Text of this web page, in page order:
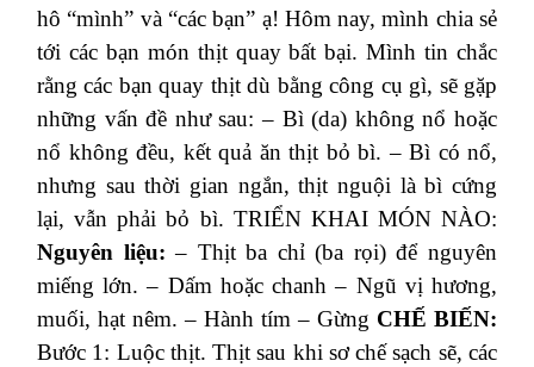
hô “mình” và “các bạn” ạ! Hôm nay, mình chia sẻ
tới các bạn món thịt quay bất bại. Mình tin chắc
rằng các bạn quay thịt dù bằng công cụ gì, sẽ gặp
những vấn đề như sau: – Bì (da) không nổ hoặc
nổ không đều, kết quả ăn thịt bỏ bì. – Bì có nổ,
nhưng sau thời gian ngắn, thịt nguội là bì cứng
lại, vẫn phải bỏ bì. TRIỂN KHAI MÓN NÀO:
Nguyên liệu: – Thịt ba chỉ (ba rọi) để nguyên
miếng lớn. – Dấm hoặc chanh – Ngũ vị hương,
muối, hạt nêm. – Hành tím – Gừng CHẾ BIẾN:
Bước 1: Luộc thịt. Thịt sau khi sơ chế sạch sẽ, các